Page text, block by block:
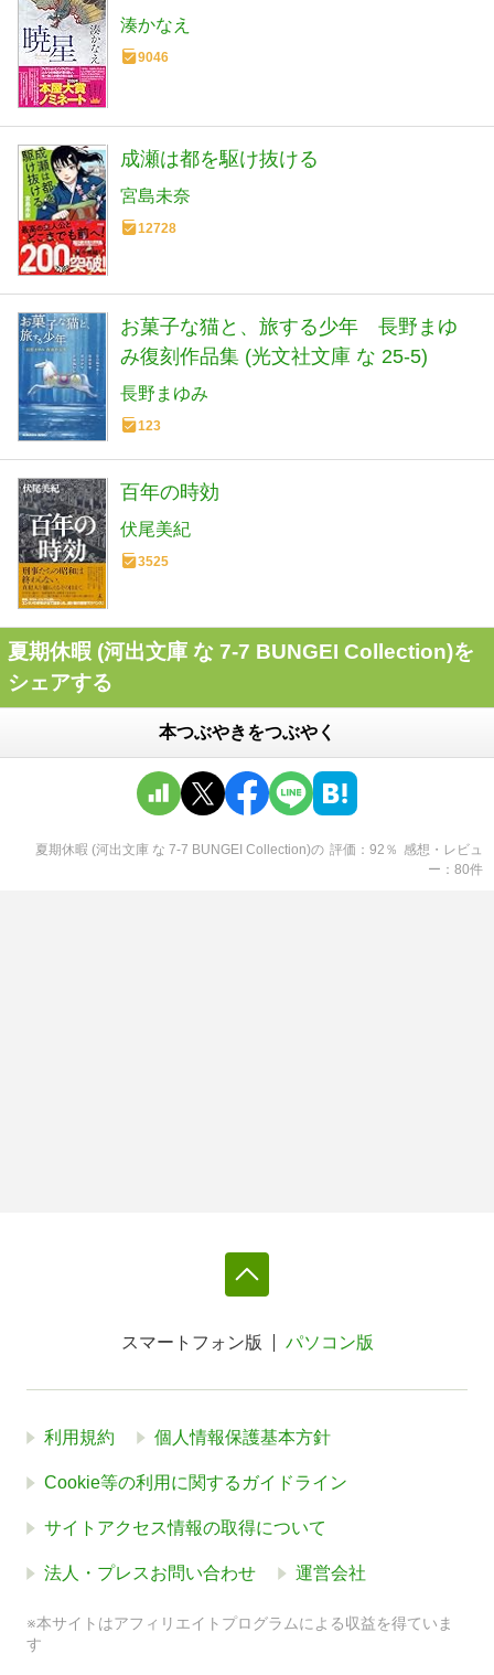
湊かなえ
9046
成瀬は都を駆け抜ける
宮島未奈
12728
お菓子な猫と、旅する少年 長野まゆ
み復刻作品集 (光文社文庫 な 25-5)
長野まゆみ
123
百年の時効
伏尾美紀
3525
夏期休暇 (河出文庫 な 7-7 BUNGEI Collection)を
シェアする
本つぶやきをつぶやく
夏期休暇 (河出文庫 な 7-7 BUNGEI Collection)の 評価 92 ％ 感想・レビュ
ー
80件
スマートフォン版 パソコン版
利用規約 個人情報保護基本方針
Cookie等の利用に関するガイドライン
サイトアクセス情報の取得について
法人・プレスお問い合わせ 運営会社
※本サイトはアフィリエイトプログラムによる収益を得ていま
す